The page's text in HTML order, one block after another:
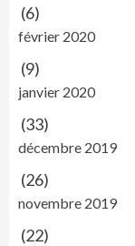
(6)
février 2020
(9)
janvier 2020
(33)
décembre 2019
(26)
novembre 2019
(22)